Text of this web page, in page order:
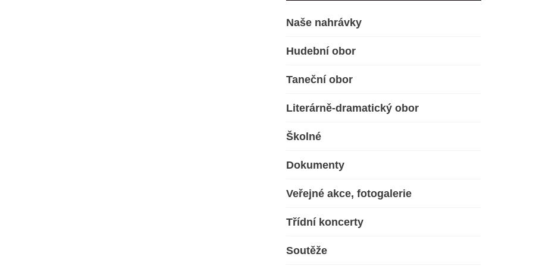
Naše nahrávky
Hudební obor
Taneční obor
Literárně-dramatický obor
Školné
Dokumenty
Veřejné akce, fotogalerie
Třídní koncerty
Soutěže